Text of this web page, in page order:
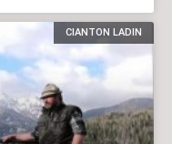
CIANTON LADIN